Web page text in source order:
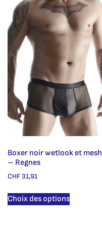
Boxer noir wetlook et mesh
– Regnes
CHF 31,91
Choix des options